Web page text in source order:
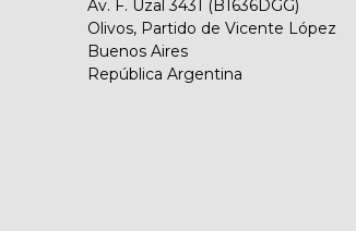
Av. F. Uzal 3431 (B1636DGG)
Olivos, Partido de Vicente López
Buenos Aires
República Argentina